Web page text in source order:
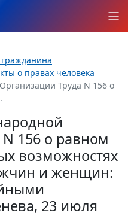
о правах человека
Труда N 156 о
156 о равном
возможностях
и женщин:
23 июля